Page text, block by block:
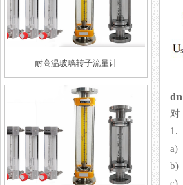
耐高温玻璃转子流量计
1.
a)
b)